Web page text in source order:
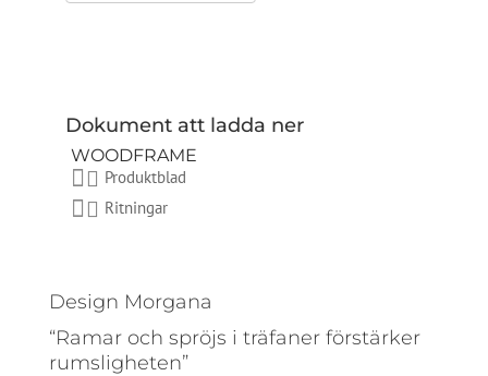
Dokument att ladda ner
WOODFRAME
Produktblad
Ritningar
Design Morgana
“Ramar och spröjs i träfaner förstärker
rumsligheten”